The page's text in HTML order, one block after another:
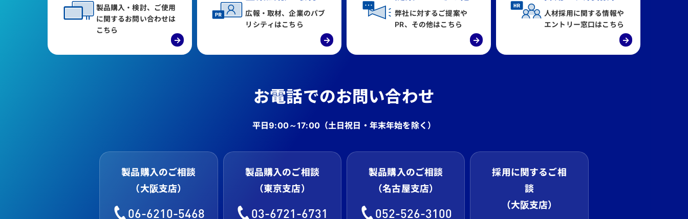
製品購入・検討、ご使用
に関するお問い合わせは
こちら
→
広報・取材、企業のパブ
リシティはこちら
→
弊社に対するご提案や
PR、その他はこちら
→
人材採用に関する情報や
エントリー窓口はこちら
→
お電話でのお問い合わせ
平日9:00～17:00（土日祝日・年末年始を除く）
製品購入のご相談
（大阪支店）
06-6210-5468
製品購入のご相談
（東京支店）
03-6721-6731
製品購入のご相談
（名古屋支店）
052-526-3100
採用に関するご相
談
（大阪支店）